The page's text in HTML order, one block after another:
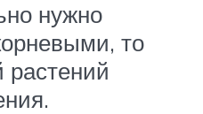
нужно
то
растений